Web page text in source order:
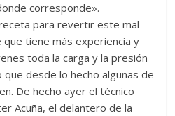
corresponde».
para revertir este mal
que tiene más experiencia y
toda la carga y la presión
desde lo hecho algunas de
De hecho ayer el técnico
Acuña, el delantero de la